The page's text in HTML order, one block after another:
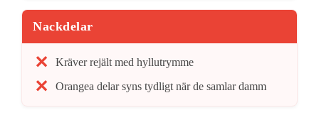
Nackdelar
Kräver rejält med hyllutrymme
Orangea delar syns tydligt när de samlar damm